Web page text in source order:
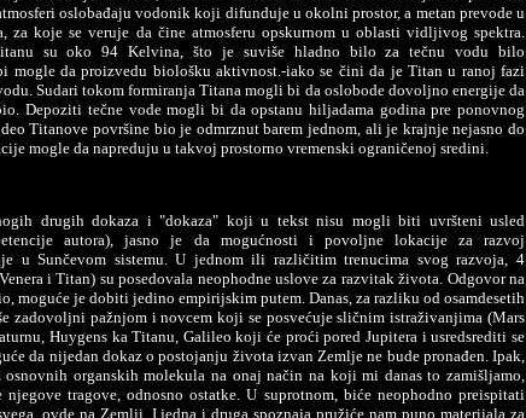
oslobađaju vodonik koji difunduje u okolni prostor, a metan prevode u
za koje se veruje da čine atmosferu opskurnom u oblasti vidljivog spektra.
su oko 94 Kelvina, što je suviše hladno bilo za tečnu vodu bilo
mogle da proizvedu biološku aktivnost.-iako se čini da je Titan u ranoj fazi
Sudari tokom formiranja Titana mogli bi da oslobode dovoljno energije da
Depoziti tečne vode mogli bi da opstanu hiljadama godina pre ponovnog
Titanove površine bio je odmrznut barem jednom, ali je krajnje nejasno do
mogle da napreduju u takvoj prostorno vremenski ograničenoj sredini.
drugih dokaza i "dokaza" koji u tekst nisu mogli biti uvršteni usled
autora), jasno je da mogućnosti i povoljne lokacije za razvoj
u Sunčevom sistemu. U jednom ili različitim trenucima svog razvoja, 4
i Titan) su posedovala neophodne uslove za razvitak života. Odgovor na
moguće je dobiti jedino empirijskim putem. Danas, za razliku od osamdesetih
zadovoljni pažnjom i novcem koji se posvećuje sličnim istraživanjima (Mars
Huygens ka Titanu, Galileo koji će proći pored Jupitera i usredsrediti se
da nijedan dokaz o postojanju života izvan Zemlje ne bude pronađen. Ipak,
organskih molekula na onaj način na koji mi danas to zamišljamo,
tragove, odnosno ostatke. U suprotnom, biće neophodno preispitati
ovde na Zemlji. I jedna i druga spoznaja pružiće nam puno materijala za